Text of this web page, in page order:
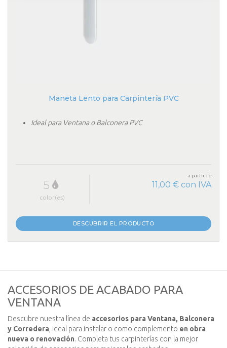
Maneta Lento para Carpintería PVC
Ideal para Ventana o Balconera PVC
5
color(es)
a partir de
11,00 € con IVA
DESCUBRIR EL PRODUCTO
ACCESORIOS DE ACABADO PARA
VENTANA
Descubre nuestra línea de accesorios para Ventana, Balconera
y Corredera , ideal para instalar o como complemento en obra
nueva o renovación. Completa tus carpinterías con la mejor